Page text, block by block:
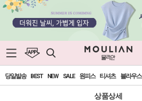
당일발송 BEST NEW SALE 원피스 티셔츠 블라우스
상품상세